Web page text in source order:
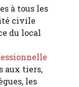
à tous les
civile
du local
aux tiers,
les